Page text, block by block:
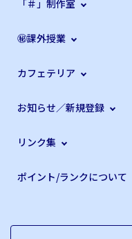
「＃」制作室
㊙課外授業
カフェテリア
お知らせ／新規登録
リンク集
ポイント/ランクについて